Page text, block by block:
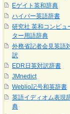
Eゲイト英和辞典
ハイパー英語辞書
研究社 英和コンピュ
ター用語辞典
外務省記者会見英語
訳
EDR日英対訳辞書
JMnedict
Weblio記号和英辞書
英語イディオム表現
典